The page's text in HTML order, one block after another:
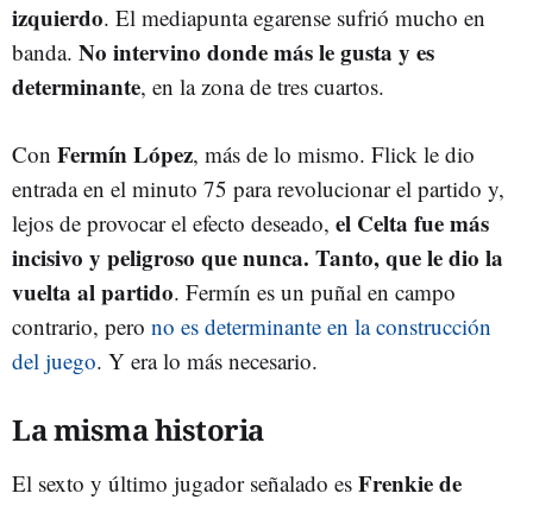
izquierdo. El mediapunta egarense sufrió mucho en
banda. No intervino donde más le gusta y es
determinante, en la zona de tres cuartos.
Con Fermín López, más de lo mismo. Flick le dio
entrada en el minuto 75 para revolucionar el partido y,
lejos de provocar el efecto deseado, el Celta fue más
incisivo y peligroso que nunca. Tanto, que le dio la
vuelta al partido. Fermín es un puñal en campo
contrario, pero no es determinante en la construcción
del juego. Y era lo más necesario.
La misma historia
El sexto y último jugador señalado es Frenkie de